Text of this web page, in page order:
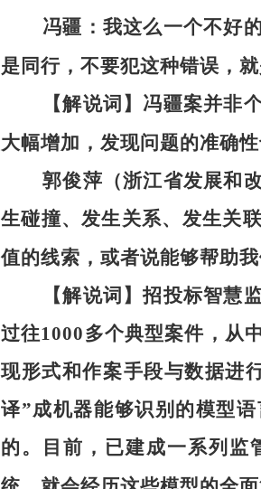
冯疆： 我这么一个不好
是同行，不要犯这种错误，
【解说词】 冯疆案并非
大幅增加，发现问题的准确
郭俊萍（浙江省发展和
生碰撞、发生关系、发生关
值的线索，或者说能够帮助
【解说词】招投标智慧
过往1000多个典型案件，从
现形式和作案手段与数据进
译”成机器能够识别的模型
的。目前，已建成一系列监